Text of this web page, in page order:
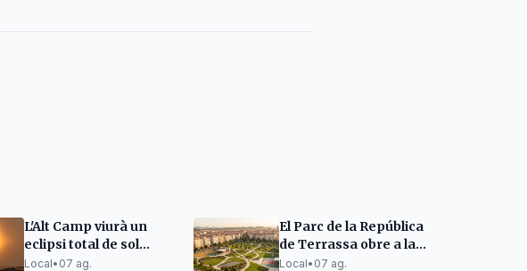
L'Alt Camp viurà un
eclipsi total de sol
històric el 12 d'agost
Local• 07 ag.
El Parc de la República
de Terrassa obre a la
tardor com a segona
Local• 07 ag.